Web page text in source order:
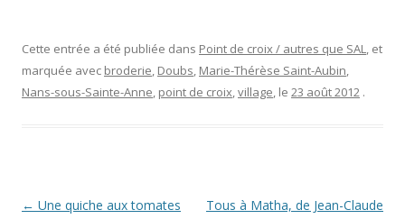
Cette entrée a été publiée dans Point de croix / autres que SAL, et
marquée avec broderie, Doubs, Marie-Thérèse Saint-Aubin,
Nans-sous-Sainte-Anne, point de croix,village, le 23 août 2012 .
Navigation
← Une quiche aux tomates
Tous à Matha, de Jean-Claude